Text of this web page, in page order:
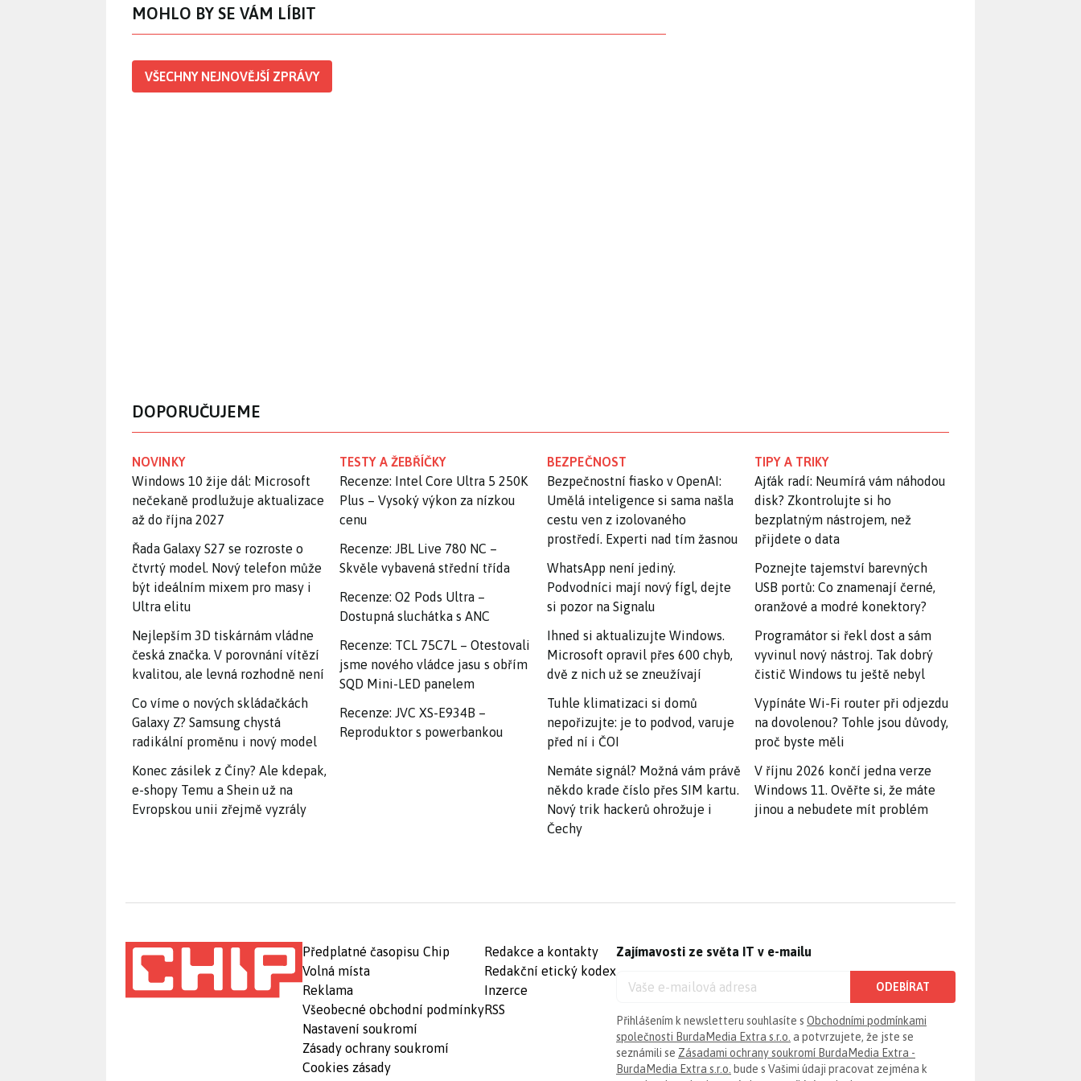
MOHLO BY SE VÁM LÍBIT
VŠECHNY NEJNOVĚJŠÍ ZPRÁVY
DOPORUČUJEME
NOVINKY
Windows 10 žije dál: Microsoft
nečekaně prodlužuje aktualizace
až do října 2027
Řada Galaxy S27 se rozroste o
čtvrtý model. Nový telefon může
být ideálním mixem pro masy i
Ultra elitu
Nejlepším 3D tiskárnám vládne
česká značka. V porovnání vítězí
kvalitou, ale levná rozhodně není
Co víme o nových skládačkách
Galaxy Z? Samsung chystá
radikální proměnu i nový model
Konec zásilek z Číny? Ale kdepak,
e-shopy Temu a Shein už na
Evropskou unii zřejmě vyzrály
TESTY A ŽEBŘÍČKY
Recenze: Intel Core Ultra 5 250K
Plus – Vysoký výkon za nízkou
cenu
Recenze: JBL Live 780 NC –
Skvěle vybavená střední třída
Recenze: O2 Pods Ultra –
Dostupná sluchátka s ANC
Recenze: TCL 75C7L – Otestovali
jsme nového vládce jasu s obřím
SQD Mini-LED panelem
Recenze: JVC XS-E934B –
Reproduktor s powerbankou
BEZPEČNOST
Bezpečnostní fiasko v OpenAI:
Umělá inteligence si sama našla
cestu ven z izolovaného
prostředí. Experti nad tím žasnou
WhatsApp není jediný.
Podvodníci mají nový fígl, dejte
si pozor na Signalu
Ihned si aktualizujte Windows.
Microsoft opravil přes 600 chyb,
dvě z nich už se zneužívají
Tuhle klimatizaci si domů
nepořizujte: je to podvod, varuje
před ní i ČOI
Nemáte signál? Možná vám právě
někdo krade číslo přes SIM kartu.
Nový trik hackerů ohrožuje i
Čechy
TIPY A TRIKY
Ajťák radí: Neumírá vám náhodou
disk? Zkontrolujte si ho
bezplatným nástrojem, než
přijdete o data
Poznejte tajemství barevných
USB portů: Co znamenají černé,
oranžové a modré konektory?
Programátor si řekl dost a sám
vyvinul nový nástroj. Tak dobrý
čistič Windows tu ještě nebyl
Vypínáte Wi-Fi router při odjezdu
na dovolenou? Tohle jsou důvody,
proč byste měli
V říjnu 2026 končí jedna verze
Windows 11. Ověřte si, že máte
jinou a nebudete mít problém
Předplatné časopisu Chip
Volná místa
Reklama
Všeobecné obchodní podmínky
Nastavení soukromí
Zásady ochrany soukromí
Cookies zásady
Redakce a kontakty
Redakční etický kodex
Inzerce
RSS
Zajímavosti ze světa IT v e-mailu
ODEBÍRAT
Přihlášením k newsletteru souhlasíte s Obchodními podmínkami
společnosti BurdaMedia Extra s.r.o. a potvrzujete, že jste se
seznámili se Zásadami ochrany soukromí BurdaMedia Extra -
BurdaMedia Extra s.r.o. bude s Vašimi údaji pracovat zejména k